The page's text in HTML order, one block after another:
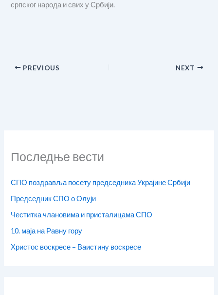
српског народа и свих у Србији.
PREVIOUS NEXT
Последње вести
СПО поздравља посету председника Украјине Србији
Председник СПО о Олуји
Честитка члановима и присталицама СПО
10. маја на Равну гору
Христос воскресе – Ваистину воскресе